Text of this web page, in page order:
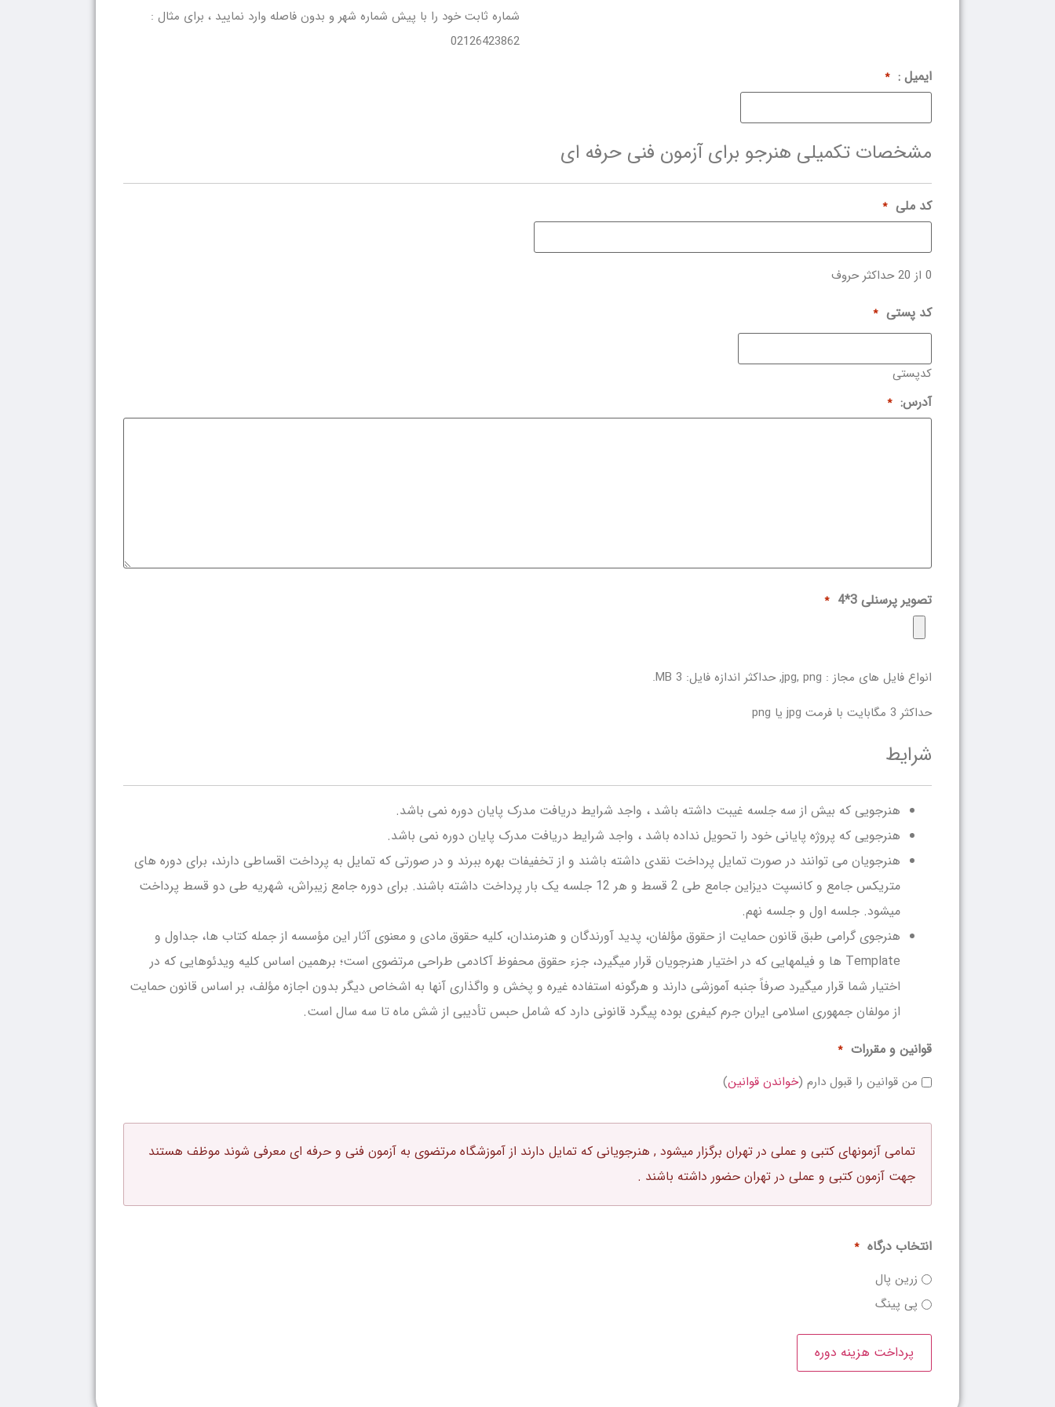
شماره ثابت خود را با پیش شماره شهر و بدون فاصله وارد نمایید ، برای مثال :
02126423862
ایمیل : *
مشخصات تکمیلی هنرجو برای آزمون فنی حرفه ای
کد ملی *
0 از 20 حداکثر حروف
کد پستی *
کدپستی
آدرس: *
تصویر پرسنلی 3*4 *
انواع فایل های مجاز : jpg, png, حداکثر اندازه فایل: 3 MB.
حداکثر 3 مگابایت با فرمت jpg یا png
شرایط
هنرجویی که بیش از سه جلسه غیبت داشته باشد ، واجد شرایط دریافت مدرک پایان دوره نمی باشد.
هنرجویی که پروژه پایانی خود را تحویل نداده باشد ، واجد شرایط دریافت مدرک پایان دوره نمی باشد.
هنرجویان می توانند در صورت تمایل پرداخت نقدی داشته باشند و از تخفیفات بهره ببرند و در صورتی که تمایل به پرداخت اقساطی دارند، برای دوره های
متریکس جامع و کانسپت دیزاین جامع طی 2 قسط و هر 12 جلسه یک بار پرداخت داشته باشند. برای دوره جامع زیبراش، شهریه طی دو قسط پرداخت
میشود. جلسه اول و جلسه نهم.
هنرجوی گرامی طبق قانون حمایت از حقوق مؤلفان، پدید آورندگان و هنرمندان، کلیه حقوق مادی و معنوی آثار این مؤسسه از جمله کتاب ها، جداول و
Template ها و فیلمهایی که در اختیار هنرجویان قرار میگیرد، جزء حقوق محفوظ آکادمی طراحی مرتضوی است؛ برهمین اساس کلیه ویدئوهایی که در
اختیار شما قرار میگیرد صرفاً جنبه آموزشی دارند و هرگونه استفاده غیره و پخش و واگذاری آنها به اشخاص دیگر بدون اجازه مؤلف، بر اساس قانون حمایت
از مولفان جمهوری اسلامی ایران جرم کیفری بوده پیگرد قانونی دارد که شامل حبس تأدیبی از شش ماه تا سه سال است.
قوانین و مقررات *
من قوانین را قبول دارم (خواندن قوانین)
تمامی آزمونهای کتبی و عملی در تهران برگزار میشود , هنرجویانی که تمایل دارند از آموزشگاه مرتضوی به آزمون فنی و حرفه ای معرفی شوند موظف هستند
جهت آزمون کتبی و عملی در تهران حضور داشته باشند .
انتخاب درگاه *
زرین پال
پی پینگ